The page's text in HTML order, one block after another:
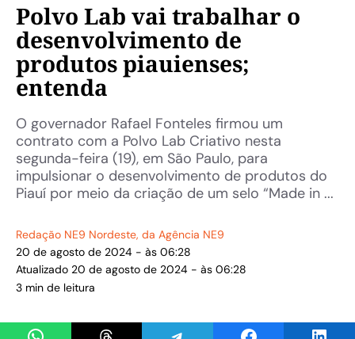
Polvo Lab vai trabalhar o
desenvolvimento de
produtos piauienses;
entenda
O governador Rafael Fonteles firmou um
contrato com a Polvo Lab Criativo nesta
segunda-feira (19), em São Paulo, para
impulsionar o desenvolvimento de produtos do
Piauí por meio da criação de um selo “Made in ...
Redação NE9 Nordeste, da Agência NE9
20 de agosto de 2024 - às 06:28
Atualizado 20 de agosto de 2024 - às 06:28
3 min de leitura
Share on WhatsAppShare on ThreadsShare on TelegramShare on Facebook